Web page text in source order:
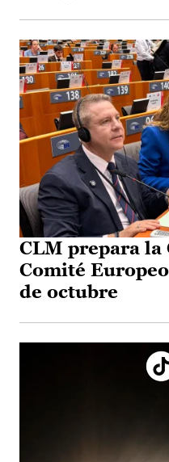
CLM prepara la
Comité
de octubre